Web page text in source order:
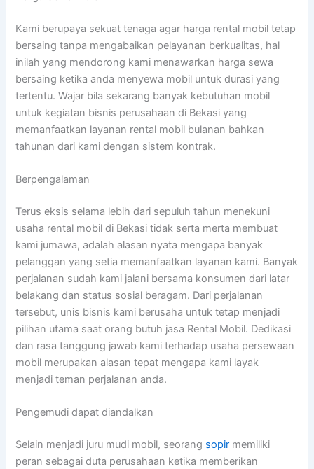
Kami berupaya sekuat tenaga agar harga rental mobil tetap
bersaing tanpa mengabaikan pelayanan berkualitas, hal
inilah yang mendorong kami menawarkan harga sewa
bersaing ketika anda menyewa mobil untuk durasi yang
tertentu. Wajar bila sekarang banyak kebutuhan mobil
untuk kegiatan bisnis perusahaan di Bekasi yang
memanfaatkan layanan rental mobil bulanan bahkan
tahunan dari kami dengan sistem kontrak.
Berpengalaman
Terus eksis selama lebih dari sepuluh tahun menekuni
usaha rental mobil di Bekasi tidak serta merta membuat
kami jumawa, adalah alasan nyata mengapa banyak
pelanggan yang setia memanfaatkan layanan kami. Banyak
perjalanan sudah kami jalani bersama konsumen dari latar
belakang dan status sosial beragam. Dari perjalanan
tersebut, unis bisnis kami berusaha untuk tetap menjadi
pilihan utama saat orang butuh jasa Rental Mobil. Dedikasi
dan rasa tanggung jawab kami terhadap usaha persewaan
mobil merupakan alasan tepat mengapa kami layak
menjadi teman perjalanan anda.
Pengemudi dapat diandalkan
Selain menjadi juru mudi mobil, seorang sopir memiliki
peran sebagai duta perusahaan ketika memberikan